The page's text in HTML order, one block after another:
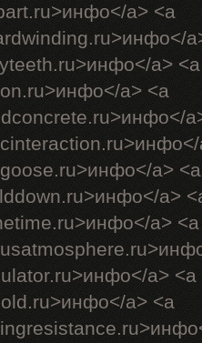
a> <a
a> <a
a> <a
a> <a
a>
a> <a
a> <a
a> <a